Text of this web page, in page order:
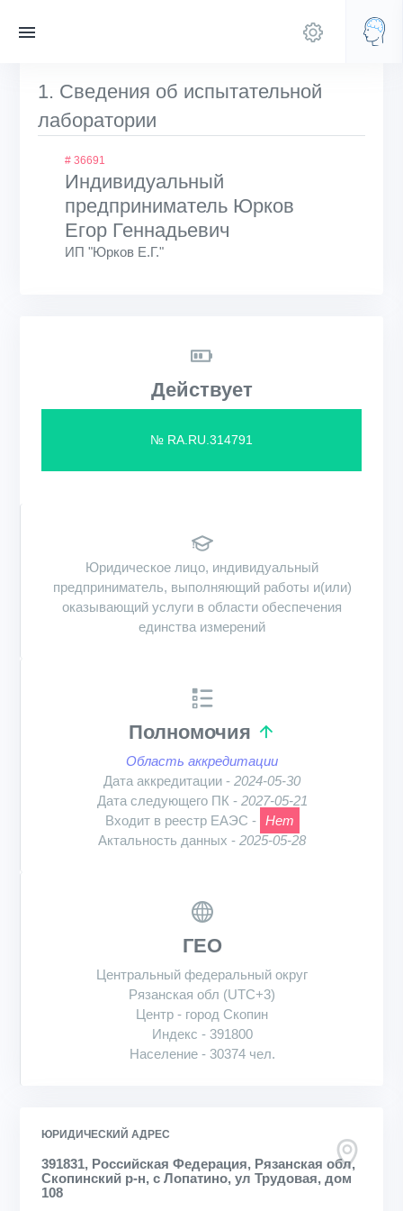
1. Сведения об испытательной
лаборатории
# 36691
Индивидуальный
предприниматель Юрков
Егор Геннадьевич
ИП "Юрков Е.Г."
Действует
№ RA.RU.314791
Юридическое лицо, индивидуальный
предприниматель, выполняющий работы и(или)
оказывающий услуги в области обеспечения
единства измерений
Полномочия
Область аккредитации
Дата аккредитации - 2024-05-30
Дата следующего ПК - 2027-05-21
Входит в реестр ЕАЭС - Нет
Актальность данных - 2025-05-28
ГЕО
Центральный федеральный округ
Рязанская обл (UTC+3)
Центр - город Скопин
Индекс - 391800
Население - 30374 чел.
ЮРИДИЧЕСКИЙ АДРЕС
391831, Российская Федерация, Рязанская обл,
Скопинский р-н, с Лопатино, ул Трудовая, дом
108